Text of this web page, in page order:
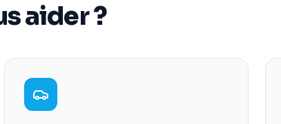
aider ?